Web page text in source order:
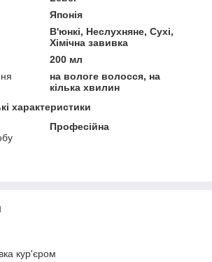
Японія
В'юнкі, Неслухняне, Сухі,
Хімічна завивка
200 мл
на вологе волосся, на
кілька хвилин
характеристики
Професійна
кур'єром